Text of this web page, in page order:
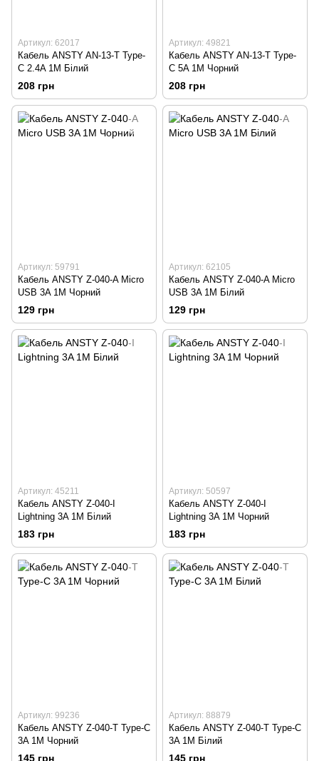
Артикул: 62017
Кабель ANSTY AN-13-T Type-
C 2.4A 1M Білий
208 грн
Артикул: 49821
Кабель ANSTY AN-13-T Type-
C 5A 1M Чорний
208 грн
Артикул: 59791
Кабель ANSTY Z-040-A Micro
USB 3A 1M Чорний
129 грн
Артикул: 62105
Кабель ANSTY Z-040-A Micro
USB 3A 1M Білий
129 грн
Артикул: 45211
Кабель ANSTY Z-040-I
Lightning 3A 1M Білий
183 грн
Артикул: 50597
Кабель ANSTY Z-040-I
Lightning 3A 1M Чорний
183 грн
Артикул: 99236
Кабель ANSTY Z-040-T Type-C
3A 1M Чорний
145 грн
Артикул: 88879
Кабель ANSTY Z-040-T Type-C
3A 1M Білий
145 грн